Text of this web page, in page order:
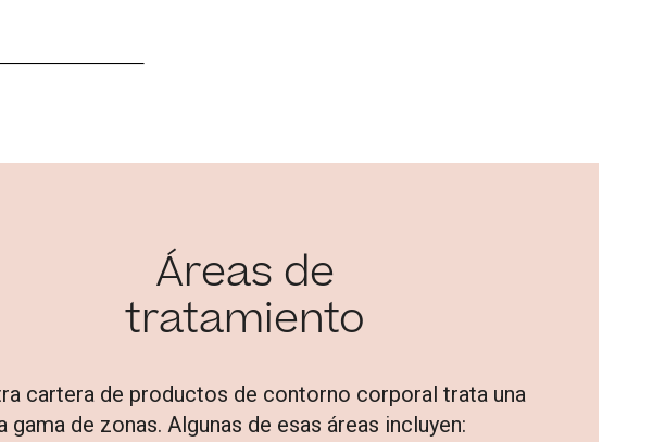
Áreas de
tratamiento
cartera de productos de contorno corporal trata una
gama de zonas. Algunas de esas áreas incluyen: